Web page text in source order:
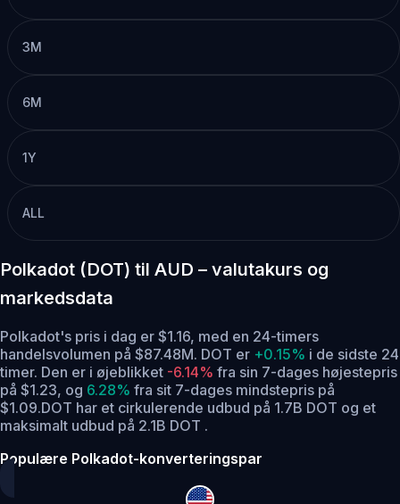
3M
6M
1Y
ALL
Polkadot (DOT) til AUD – valutakurs og
markedsdata
Polkadot's pris i dag er $1.16, med en 24-timers
handelsvolumen på $87.48M. DOT er +0.15% i de sidste 24
timer. Den er i øjeblikket -6.14% fra sin 7-dages højestepris
på $1.23, og 6.28% fra sit 7-dages mindstepris på
$1.09.DOT har et cirkulerende udbud på 1.7B DOT og et
maksimalt udbud på 2.1B DOT .
Populære Polkadot-konverteringspar